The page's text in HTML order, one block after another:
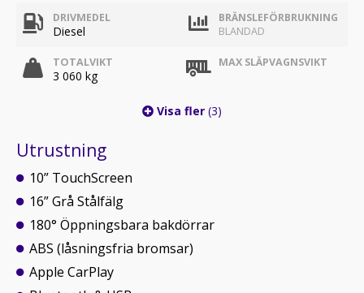
DRIVMEDEL
Diesel
BRÄNSLEFÖRBRUKNING
BLANDAD
TOTALVIKT
3 060 kg
MAX SLÄPVAGNSVIKT
Visa fler (3)
Utrustning
10” TouchScreen
16” Grå Stålfälg
180° Öppningsbara bakdörrar
ABS (låsningsfria bromsar)
Apple CarPlay